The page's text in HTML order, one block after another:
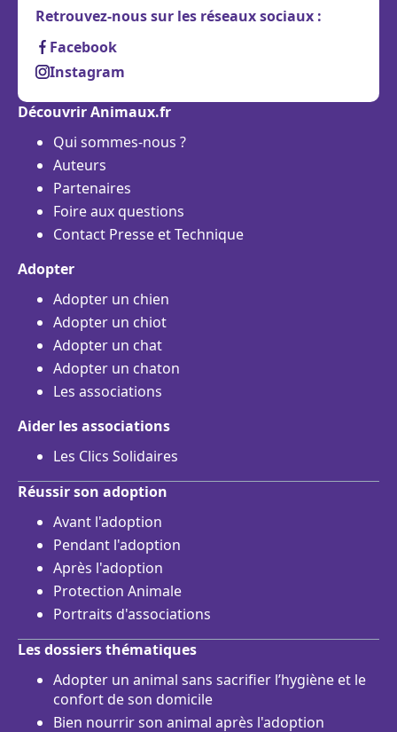
Retrouvez-nous sur les réseaux sociaux :
Facebook
Instagram
Découvrir Animaux.fr
Qui sommes-nous ?
Auteurs
Partenaires
Foire aux questions
Contact Presse et Technique
Adopter
Adopter un chien
Adopter un chiot
Adopter un chat
Adopter un chaton
Les associations
Aider les associations
Les Clics Solidaires
Réussir son adoption
Avant l'adoption
Pendant l'adoption
Après l'adoption
Protection Animale
Portraits d'associations
Les dossiers thématiques
Adopter un animal sans sacrifier l’hygiène et le
confort de son domicile
Bien nourrir son animal après l'adoption